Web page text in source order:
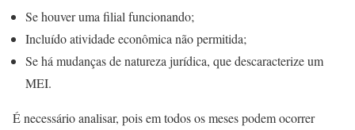
Se houver uma filial funcionando;
Incluído atividade econômica não permitida;
Se há mudanças de natureza jurídica, que descaracterize um
MEI.
É necessário analisar, pois em todos os meses podem ocorrer